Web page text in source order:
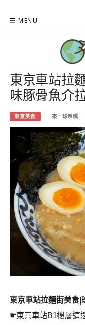
MENU
來一球叭
分享日本自助部落格
東京車站拉
味豚骨魚介
東京美食 來一球叭噗
東京車站拉麵街美食|
☛東京車站B1樓層這